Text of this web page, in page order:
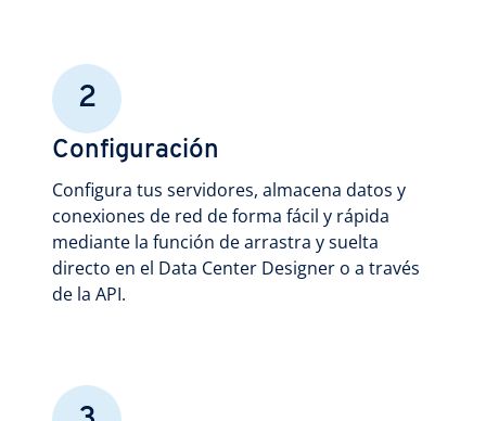
2
Configuración
Configura tus servidores, almacena datos y
conexiones de red de forma fácil y rápida
mediante la función de arrastra y suelta
directo en el Data Center Designer o a través
de la API.